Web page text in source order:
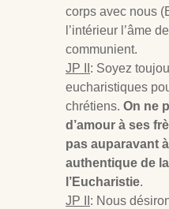
corps avec nous
l’intérieur l’âme
communient.
JP II : Soyez
eucharistiques
chrétiens. On ne
d’amour à ses
pas auparavant
authentique de
l’Eucharistie.
JP II : Nous